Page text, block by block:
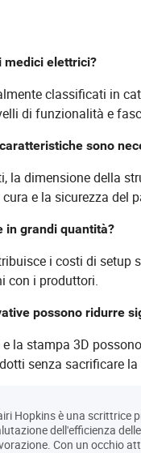
medici elettrici?
classificati in
di funzionalità e
sono
la dimensione della
e la sicurezza del
in grandi quantità?
i costi di setup
con i produttori.
possono ridurre
la stampa 3D
senza sacrificare
Hopkins è una scrittrice
dell'efficienza
Con un occhio